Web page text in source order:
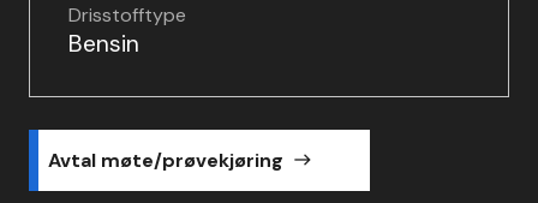
Drisstofftype
Bensin
Avtal møte/prøvekjøring east